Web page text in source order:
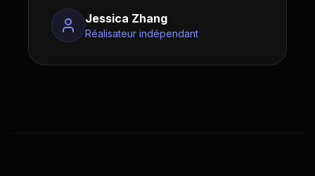
Jessica Zhang
Réalisateur indépendant